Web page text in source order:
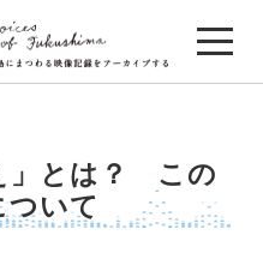
いて